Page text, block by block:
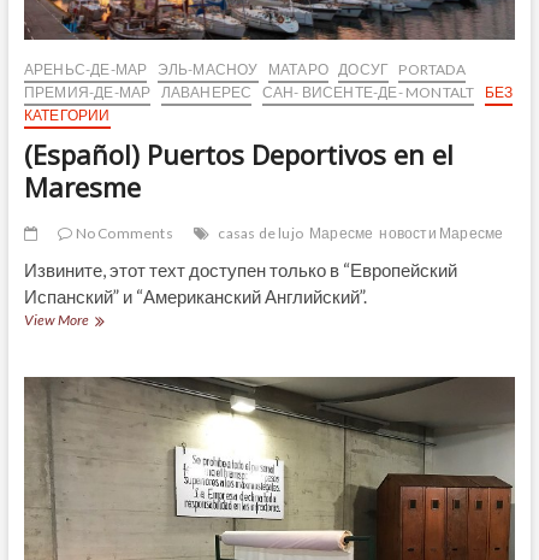
АРЕНЬС-ДЕ-МАР ЭЛЬ-МАСНОУ МАТАРО ДОСУГ PORTADA
ПРЕМИЯ-ДЕ-МАР
ЛАВАНЕРЕС САН- ВИСЕНТЕ-ДЕ- MONTALT
БЕЗ
КАТЕГОРИИ
(Español) Puertos Deportivos en el
Maresme
No Comments casas de lujo Маресме новости Маресме
Извините, этот техт доступен только в “Европейский
Испанский” и “Американский Английский”.
View More(Español)
en
el